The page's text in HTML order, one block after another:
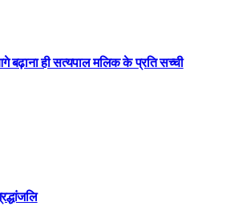
बढ़ाना ही सत्यपाल मलिक के प्रति सच्ची